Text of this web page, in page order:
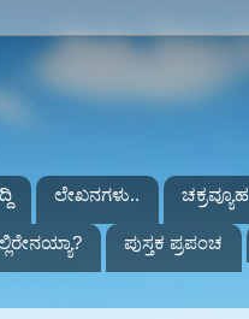
ಲೇಖನಗಳು.. ಚಕ್ರವ್ಯೂಹ
ಪುಸ್ತಕ ಪ್ರಪಂಚ